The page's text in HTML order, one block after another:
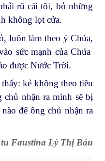
rũ cái tôi, bỏ những
không lọt cửa.
luôn làm theo ý Chúa,
sức mạnh của Chúa
được Nước Trời.
kẻ không theo tiêu
chủ nhận ra mình sẽ bị
để ông chủ nhận ra
Faustina Lý Thị Báu